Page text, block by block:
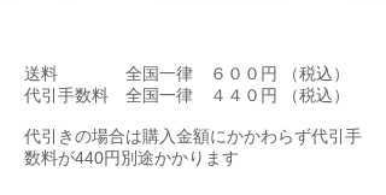
送料 全国一律 ６００円 （税込）
代引手数料 全国一律 ４４０円 （税込）
代引きの場合は購入金額にかかわらず代引手
数料が440円別途かかります